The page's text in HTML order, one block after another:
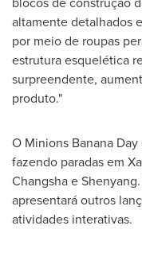
altamente detalhados
por meio de roupas
estrutura esquelética
surpreendente,
produto."
O Minions Banana
fazendo paradas em
ChangshaeShenyang
apresentará outros
atividades interativas.